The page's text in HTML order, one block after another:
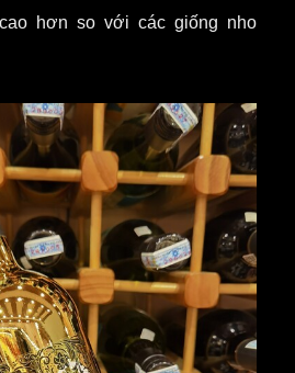
hơn so với các giống nho